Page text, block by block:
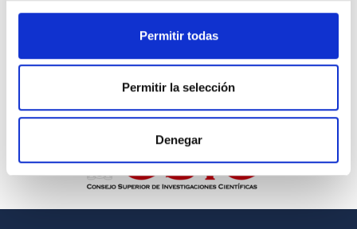
Permitir todas
Permitir la selección
Denegar